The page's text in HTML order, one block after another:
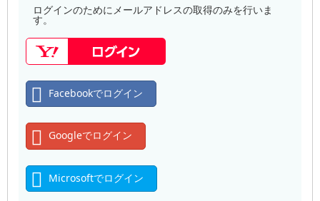
ログインのためにメールアドレスの取得のみを行いま
す。
Facebookでログイン
Googleでログイン
Microsoftでログイン